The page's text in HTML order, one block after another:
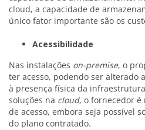
cloud, a capacidade de
único fator importante são os
Acessibilidade
Nas instalações on-premise, o
ter acesso, podendo ser alterado
à presença física da
soluções na cloud, o fornecedor é
de acesso, embora seja possível
do plano contratado.